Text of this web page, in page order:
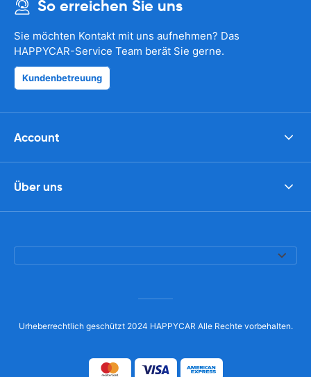
So erreichen Sie uns
Sie möchten Kontakt mit uns aufnehmen? Das
HAPPYCAR-Service Team berät Sie gerne.
Kundenbetreuung
Account
Über uns
Urheberrechtlich geschützt 2024 HAPPYCAR Alle Rechte vorbehalten.